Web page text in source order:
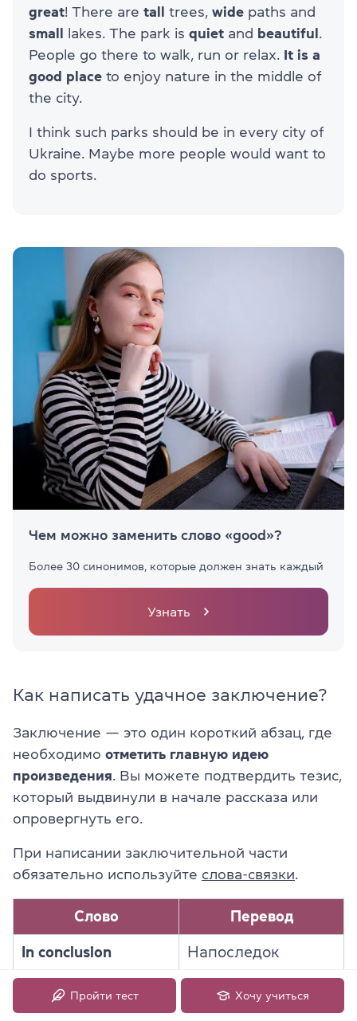
great! There are tall trees, wide paths and
small
lakes. The park is quiet and beautiful
People go there to walk, run or relax. It is a
good place to enjoy nature in the middle of
the city.
I think such parks should be in every city of
Ukraine. Maybe more people would want to
do sports.
Чем можно заменить слово «good»?
Более 30 синонимов, которые должен знать каждый
Узнать
Как написать удачное заключение?
Заключение — это один короткий абзац, где
необходимо отметить главную идею
произведения . Вы можете подтвердить тезис,
который выдвинули в начале рассказа или
опровергнуть его.
При написании заключительной части
обязательно используйте слова-связки
Слово Перевод
In conclusion Напоследок
In summary Подводя итоги
Пройти тест Хочу учиться